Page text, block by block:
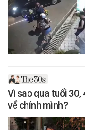
Vì sao qua tuổi
về chính mình?